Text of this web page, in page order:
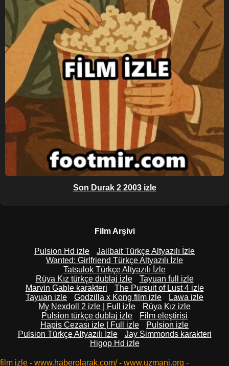
Son Durak 2 2003 izle
Film Arşivi
Pulsion Hd izle
Jailbait Türkçe Altyazılı İzle
Wanted: Girlfriend Türkçe Altyazılı İzle
Tatsulok Türkçe Altyazılı İzle
Rüya Kız türkçe dublaj izle
Tayuan full izle
Marvin Gable karakteri
The Pursuit of Lust 4 izle
Tayuan izle
Godzilla x Kong film izle
Lawa izle
My Nexdoll 2 izle | Full izle
Rüya Kız izle
Pulsion türkçe dublaj izle
Film eleştirisi
Hapis Cezası izle | Full izle
Pulsion izle
Pulsion Türkçe Altyazılı İzle
Jay Simmonds karakteri
Higop Hd izle
film izle - www.haberolarak.com/- www.uzmani.org -